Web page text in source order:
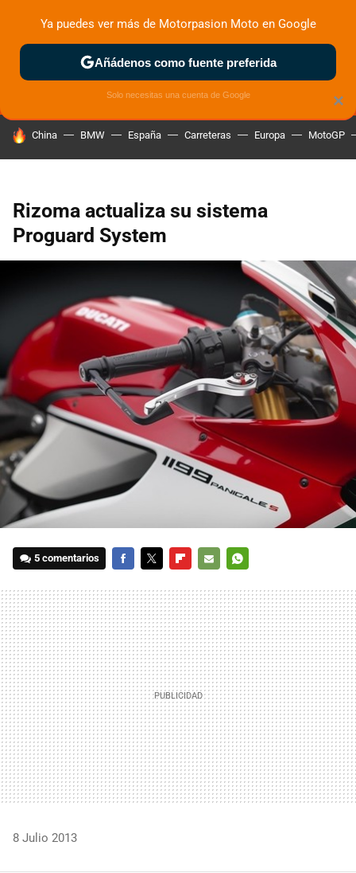
MENÚ NUEVO
ZONA DE PRUEBAS DEPORTIVAS MOTOS ELÉCTRICAS
HOY SE HABLA DE
China BMW España Carreteras Europa MotoGP
Rizoma actualiza su sistema
Proguard System
5 comentarios
MAIL
8 Julio 2013
×
Ya puedes ver más de Motorpasion Moto en Google
Añádenos como fuente preferida
Solo necesitas una cuenta de Google